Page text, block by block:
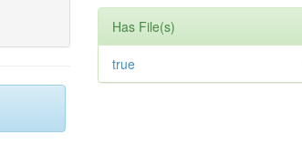
Has File(s)
true